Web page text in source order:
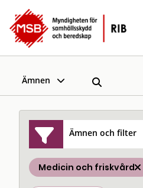
Ämnen
Ämnen och filter
Medicin och friskvård